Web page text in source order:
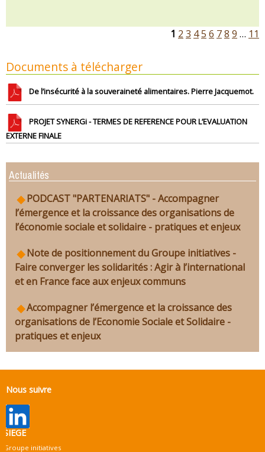
1 2 3 45 6 78 9 … 11
Documents à télécharger
De l’insécurité à la souveraineté alimentaires. Pierre Jacquemot.
PROJET SYNERGi - TERMES DE REFERENCE POUR L’EVALUATION
EXTERNE FINALE
Actualités
PODCAST "PARTENARIATS" - Accompagner
l’émergence et la croissance des organisations de
l’économie sociale et solidaire - pratiques et enjeux
Note de positionnement du Groupe initiatives -
Faire converger les solidarités : Agir à l’international
et en France face aux enjeux communs
Accompagner l’émergence et la croissance des
organisations de l’Economie Sociale et Solidaire -
pratiques et enjeux
Nous suivre
SIEGE
Groupe initiatives